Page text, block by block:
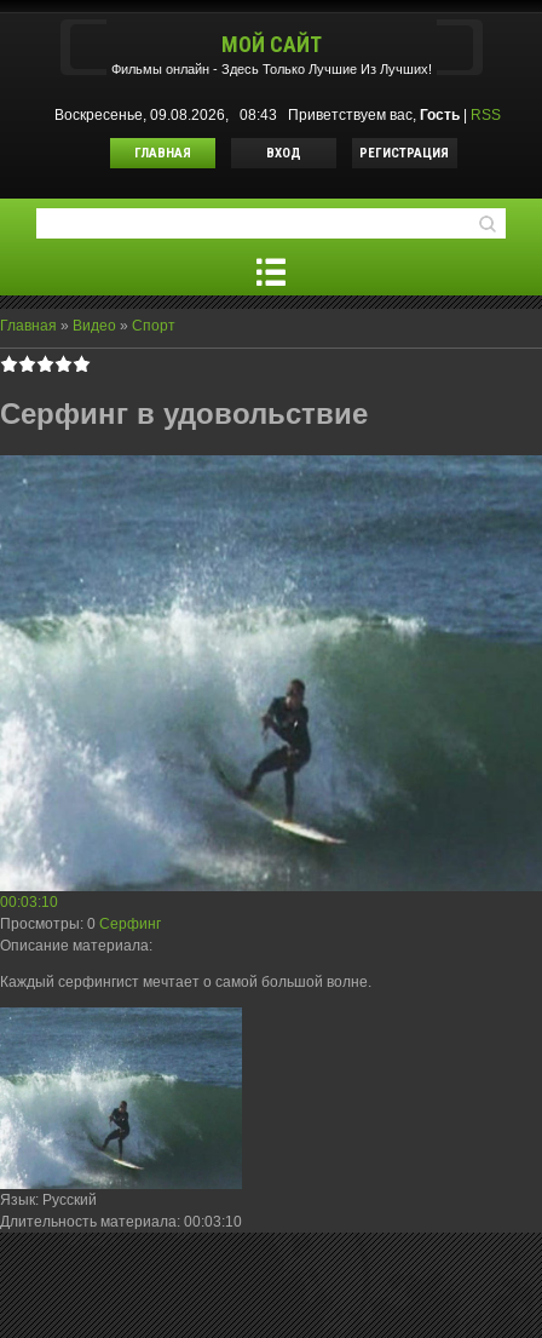
МОЙ САЙТ
Фильмы oнлайн - Здесь Только Лучшие Из Лучших!
Воскресенье, 09.08.2026, 08:43 Приветствуем вас, Гость| RSS
ГЛАВНАЯ ВХОД РЕГИСТРАЦИЯ
Главная » Видео » Спорт
Серфинг в удовольствие
00:03:10
Просмотры: 0 Серфинг
Описание материала:
Каждый серфингист мечтает о самой большой волне.
Язык: Русский
Длительность материала: 00:03:10